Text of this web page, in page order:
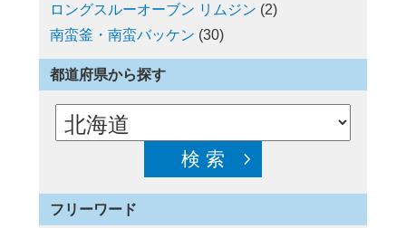
ロングスルーオーブン リムジン (2)
南蛮釜・南蛮バッケン (30)
都道府県から探す
フリーワード